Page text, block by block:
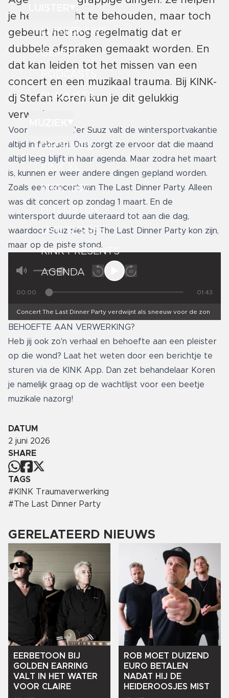
LUISTER LIVE
GEMIST
PLAYLISTS
GEDRAAID
KINK 1500
HITLIJSTEN
LIVE SESSIES
KINK PRESENTS
AGENDA
je het overzicht te behouden, maar toch
gebeurt het nog regelmatig dat er
dubbele afspraken gemaakt worden. En
dat kan leiden tot het missen van een
concert en een muzikaal trauma. Bij KINK-
dj Stefan Koren kun je dit gelukkig
verwerken.
Voor mede-KINK'er Suuz valt de wintersportvakantie
altijd in februari. Dus zorgt ze ervoor dat die maand
altijd leeg blijft in haar agenda. Maar zodra het maart
is, kunnen er weer andere dingen gepland worden.
Zoals een concert van The Last Dinner Party. Alleen
was dit concert op zondag 1 maart. En de
wintersport duurde uiteraard tot aan die dag,
waardoor Suuz niet bij The Last Dinner Party kon zijn,
maar op de piste stond.
00:00 01:43
Concert The Last Dinner Party verdwijnt als sneeuw voor de zon
BEHOEFTE AAN VERWERKING?
Heb jij ook zo'n verhaal en behoefte aan een pleister
op die wond? Laat het weten door een berichtje te
sturen via de KINK App. Dan zet behandelaar Koren
je namelijk graag op de wachtlijst voor een beetje
muzikale nazorg!
DATUM
2 juni 2026
SHARE
TAGS
# KINK Traumaverwerking
#The Last Dinner Party
GERELATEERD NIEUWS
EERBETOON
BIJ
GOLDEN
EARRING
VALT
IN HET WATER
VOOR CLAIRE
ROB MOET DUIZEND
EURO BETALEN
NADAT HIJ DE
HEIDEROOSJES MIST